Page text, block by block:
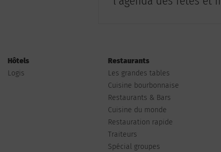
Hôtels
Logis
Restaurants
Les grandes tables
Cuisine bourbonnaise
Restaurants & Bars
Cuisine du monde
Restauration rapide
Traiteurs
Spécial groupes